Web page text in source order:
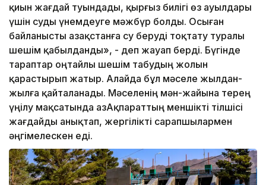
қиын жағдай туындады, қырғыз билігі өз ауылдары
үшін суды үнемдеуге мәжбүр болды. Осыған
байланысты Қазақстанға су беруді тоқтату туралы
шешім қабылданды», - деп жауап берді. Бүгінде
тараптар оңтайлы шешім табудың жолын
қарастырып жатыр. Алайда бұл мәселе жылдан-
жылға қайталанады. Мәселенің мән-жайына терең
үңілу мақсатында ҚазАқпараттың меншікті тілшісі
жағдайды анықтап, жергілікті сарапшылармен
әңгімелескен еді.